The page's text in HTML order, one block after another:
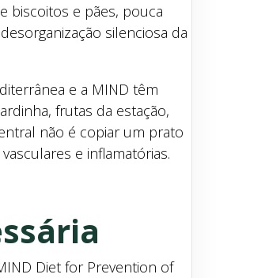
biscoitos e pães, pouca
silenciosa da
e a MIND têm
frutas da estação,
não é copiar um prato
e inflamatórias.
Diet for Prevention of